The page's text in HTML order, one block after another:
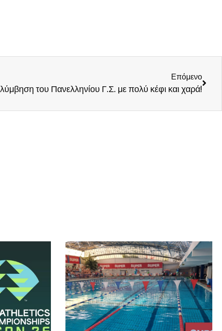
Επόμενο
του Πανελληνίου Γ.Σ. με πολύ κέφι και χαρά!